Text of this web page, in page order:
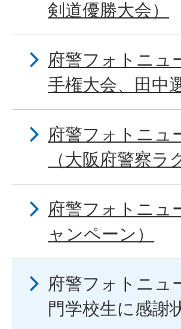
剣道優勝大会）
府警フォトニュ
手権大会、田中
府警フォトニュ
（大阪府警察ラ
府警フォトニュ
ャンペーン）
府警フォトニュ
門学校生に感謝